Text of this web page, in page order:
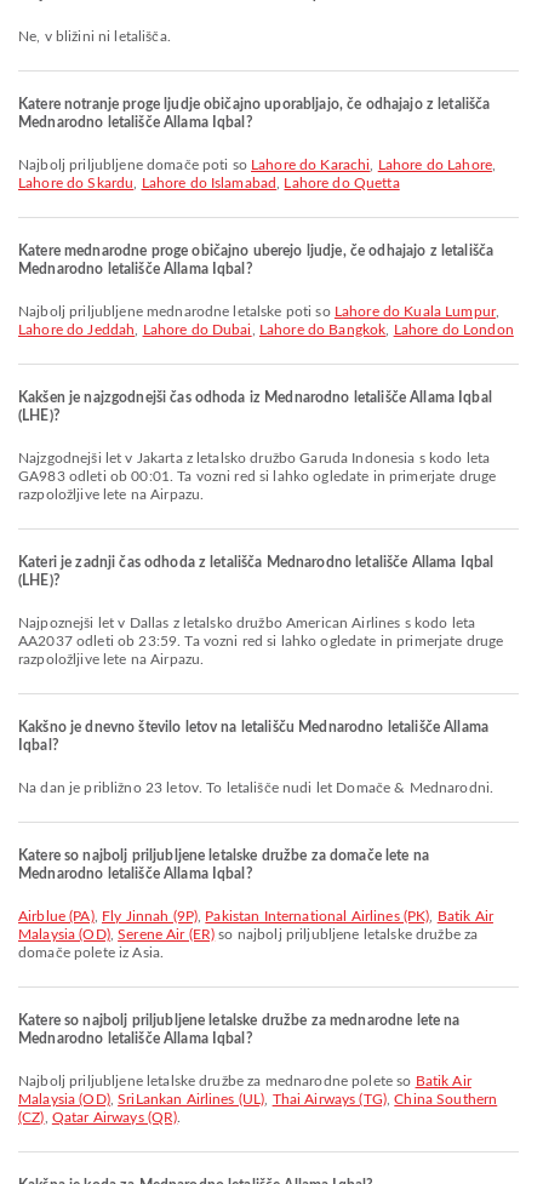
Ne, v bližini ni letališča.
Katere notranje proge ljudje običajno uporabljajo, če odhajajo z letališča
Mednarodno letališče Allama Iqbal?
Najbolj priljubljene domače poti so Lahore do Karachi Lahore do Lahore,
Lahore do Skardu
Lahore do Islamabad Lahore do Quetta
Katere mednarodne proge običajno uberejo ljudje, če odhajajo z letališča
Mednarodno letališče Allama Iqbal?
Najbolj priljubljene mednarodne letalske poti so Lahore do Kuala Lumpur,
Lahore do Jeddah
Lahore do Dubai Lahore do Bangkok Lahore do London
Kakšen je najzgodnejši čas odhoda iz Mednarodno letališče Allama Iqbal
(LHE)?
Najzgodnejši let v Jakarta z letalsko družbo Garuda Indonesia s kodo leta
GA983 odleti ob 00:01. Ta vozni red si lahko ogledate in primerjate druge
razpoložljive lete na Airpazu.
Kateri je zadnji čas odhoda z letališča Mednarodno letališče Allama Iqbal
(LHE)?
Najpoznejši let v Dallas z letalsko družbo American Airlines s kodo leta
AA2037 odleti ob 23:59. Ta vozni red si lahko ogledate in primerjate druge
razpoložljive lete na Airpazu.
Kakšno je dnevno število letov na letališču Mednarodno letališče Allama
Iqbal?
Na dan je približno 23 letov. To letališče nudi let Domače & Mednarodni.
Katere so najbolj priljubljene letalske družbe za domače lete na
Mednarodno letališče Allama Iqbal?
Airblue (PA), Fly Jinnah (9P) Pakistan International Airlines (PK)
Batik Air
Malaysia (OD),Serene Air (ER) so najbolj priljubljene letalske družbe za
domače polete iz Asia.
Katere so najbolj priljubljene letalske družbe za mednarodne lete na
Mednarodno letališče Allama Iqbal?
Najbolj priljubljene letalske družbe za mednarodne polete so Batik Air
Malaysia (OD),SriLankan Airlines (UL) Thai Airways (TG) ,China Southern
(CZ) Qatar Airways (QR)